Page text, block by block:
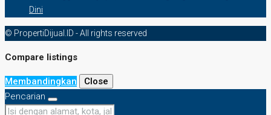
Dini
© PropertiDijual.ID - All rights reserved
Compare listings
Membandingkan
Close
Pencarian